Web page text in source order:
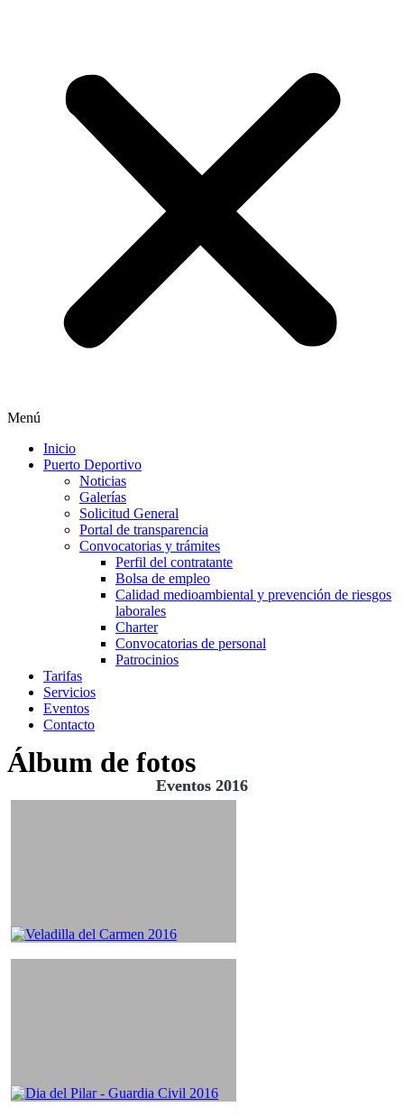
Menú
Inicio
Puerto Deportivo
Noticias
Galerías
Solicitud General
Portal de transparencia
Convocatorias y trámites
Perfil del contratante
Bolsa de empleo
Calidad medioambiental y prevención de riesgos
laborales
Charter
Convocatorias de personal
Patrocinios
Tarifas
Servicios
Eventos
Contacto
Álbum de fotos
Eventos 2016